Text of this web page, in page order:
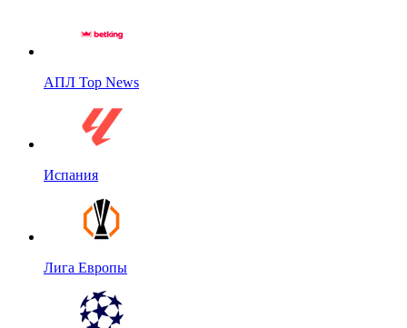
АПЛ Top News
Испания
Лига Европы